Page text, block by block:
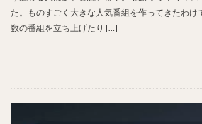
た。ものすごく大きな人気番組を作ってきたわけ
数の番組を立ち上げたり […]